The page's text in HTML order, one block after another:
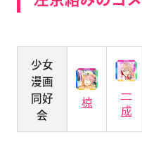
少女
漫画
同好
会
椋
一
成